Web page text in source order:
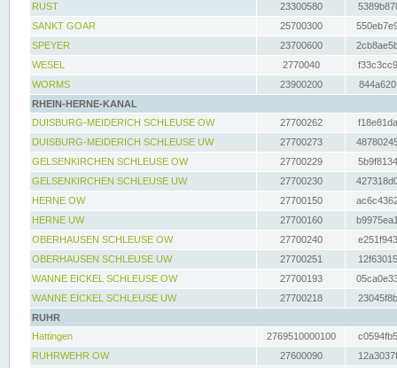
RUST
23300580
SANKT GOAR
25700300
SPEYER
23700600
WESEL
2770040
WORMS
23900200
RHEIN-HERNE-KANAL
DUISBURG-MEIDERICH SCHLEUSE OW
27700262
DUISBURG-MEIDERICH SCHLEUSE UW
27700273
GELSENKIRCHEN SCHLEUSE OW
27700229
GELSENKIRCHEN SCHLEUSE UW
27700230
HERNE OW
27700150
HERNE UW
27700160
OBERHAUSEN SCHLEUSE OW
27700240
OBERHAUSEN SCHLEUSE UW
27700251
WANNE EICKEL SCHLEUSE OW
27700193
WANNE EICKEL SCHLEUSE UW
27700218
RUHR
Hattingen
2769510000100
RUHRWEHR OW
27600090